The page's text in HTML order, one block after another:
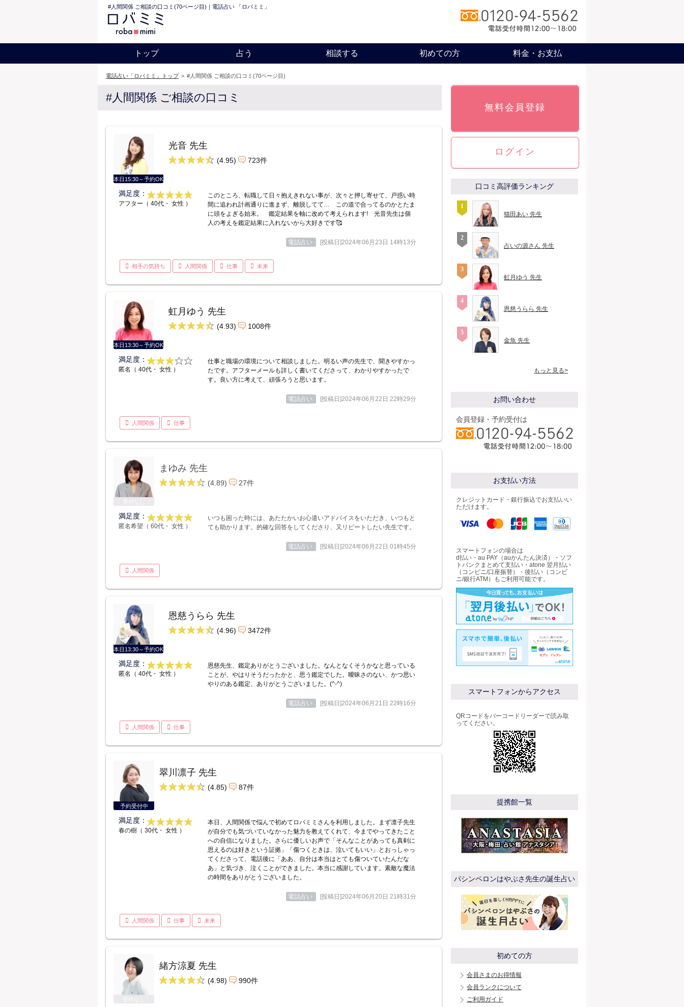
#人間関係 ご相談の口コミ(70ページ目)｜電話占い 「ロバミミ」
トップ 占う 相談する 初めての方 料金・お支払
電話占い「ロバミミ」トップ > #人間関係 ご相談の口コミ(70ページ目)
#人間関係 ご相談の口コミ
本日15:30～予約OK
光音 先生
(4.95) 723件
満足度：
アフター（ 40代・ 女性 ）
このところ、転職して日々抱えきれない事が、次々と押し寄せて、戸惑い時
間に追われ計画通りに進まず、離脱してて… この道で合ってるのかとたま
に頭をよぎる始末。 鑑定結果を軸に改めて考えられます! 光音先生は個
人の考えを鑑定結果に入れないから大好きです🥰
電話占い [投稿日]2024年06月23日 14時13分
相手の気持ち 人間関係 仕事 未来
本日13:30～予約OK
虹月ゆう 先生
(4.93) 1008件
満足度：
匿名（ 40代・ 女性 ）
仕事と職場の環境について相談しました。明るい声の先生で、聞きやすかっ
たです。アフターメールも詳しく書いてくださって、わかりやすかったで
す。良い方に考えて、頑張ろうと思います。
電話占い [投稿日]2024年06月22日 22時29分
人間関係 仕事
まゆみ 先生
(4.89) 27件
満足度：
匿名希望（ 60代・ 女性 ）
いつも困った時には、あたたかいお心遣いアドバイスをいただき、いつもと
ても助かります。的確な回答をしてくださり、又リピートしたい先生です。
電話占い [投稿日]2024年06月22日 01時45分
人間関係
本日13:30～予約OK
恩慈うらら 先生
(4.96) 3472件
満足度：
匿名（ 40代・ 女性 ）
恩慈先生、鑑定ありがとうございました。なんとなくそうかなと思っている
ことが、やはりそうだったかと、思う鑑定でした。曖昧さのない、かつ思い
やりのある鑑定、ありがとうございました。(^-^)
電話占い [投稿日]2024年06月21日 22時16分
人間関係 仕事
予約受付中
翠川凛子 先生
(4.85) 87件
満足度：
春の樹（ 30代・ 女性 ）
本日、人間関係で悩んで初めてロバミミさんを利用しました。まず凛子先生
が自分でも気づいていなかった魅力を教えてくれて、今までやってきたこと
への自信になりました。さらに優しいお声で「そんなことがあっても真剣に
思えるのは好きという証拠」「傷つくときは、泣いてもいい」とおっしゃっ
てくださって、電話後に「ああ、自分は本当はとても傷ついていたんだな
あ」と気づき、泣くことができました。本当に感謝しています。素敵な魔法
の時間をありがとうございました。
電話占い [投稿日]2024年06月20日 21時31分
人間関係 仕事 未来
緒方涼夏 先生
(4.98) 990件
無料会員登録
ログイン
口コミ高評価ランキング
猫田あい 先生
占いの源さん 先生
虹月ゆう 先生
恩慈うらら 先生
金魚 先生
もっと見る>
お問い合わせ
会員登録・予約受付は
お支払い方法
クレジットカード・銀行振込でお支払いい
ただけます。
スマートフォンの場合は
d払い・au PAY（auかんたん決済）・ソフ
トバンクまとめて支払い・atone 翌月払い
（コンビニ/口座振替）・後払い（コンビ
ニ/銀行ATM）もご利用可能です。
スマートフォンからアクセス
QRコードをバーコードリーダーで読み取
ってください。
提携館一覧
パシンペロンはやぶさ先生の誕生占い
初めての方
会員さまのお得情報
会員ランクについて
ご利用ガイド